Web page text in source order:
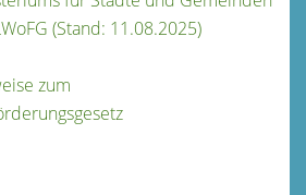
(Stand: 11.08.2025)
zum